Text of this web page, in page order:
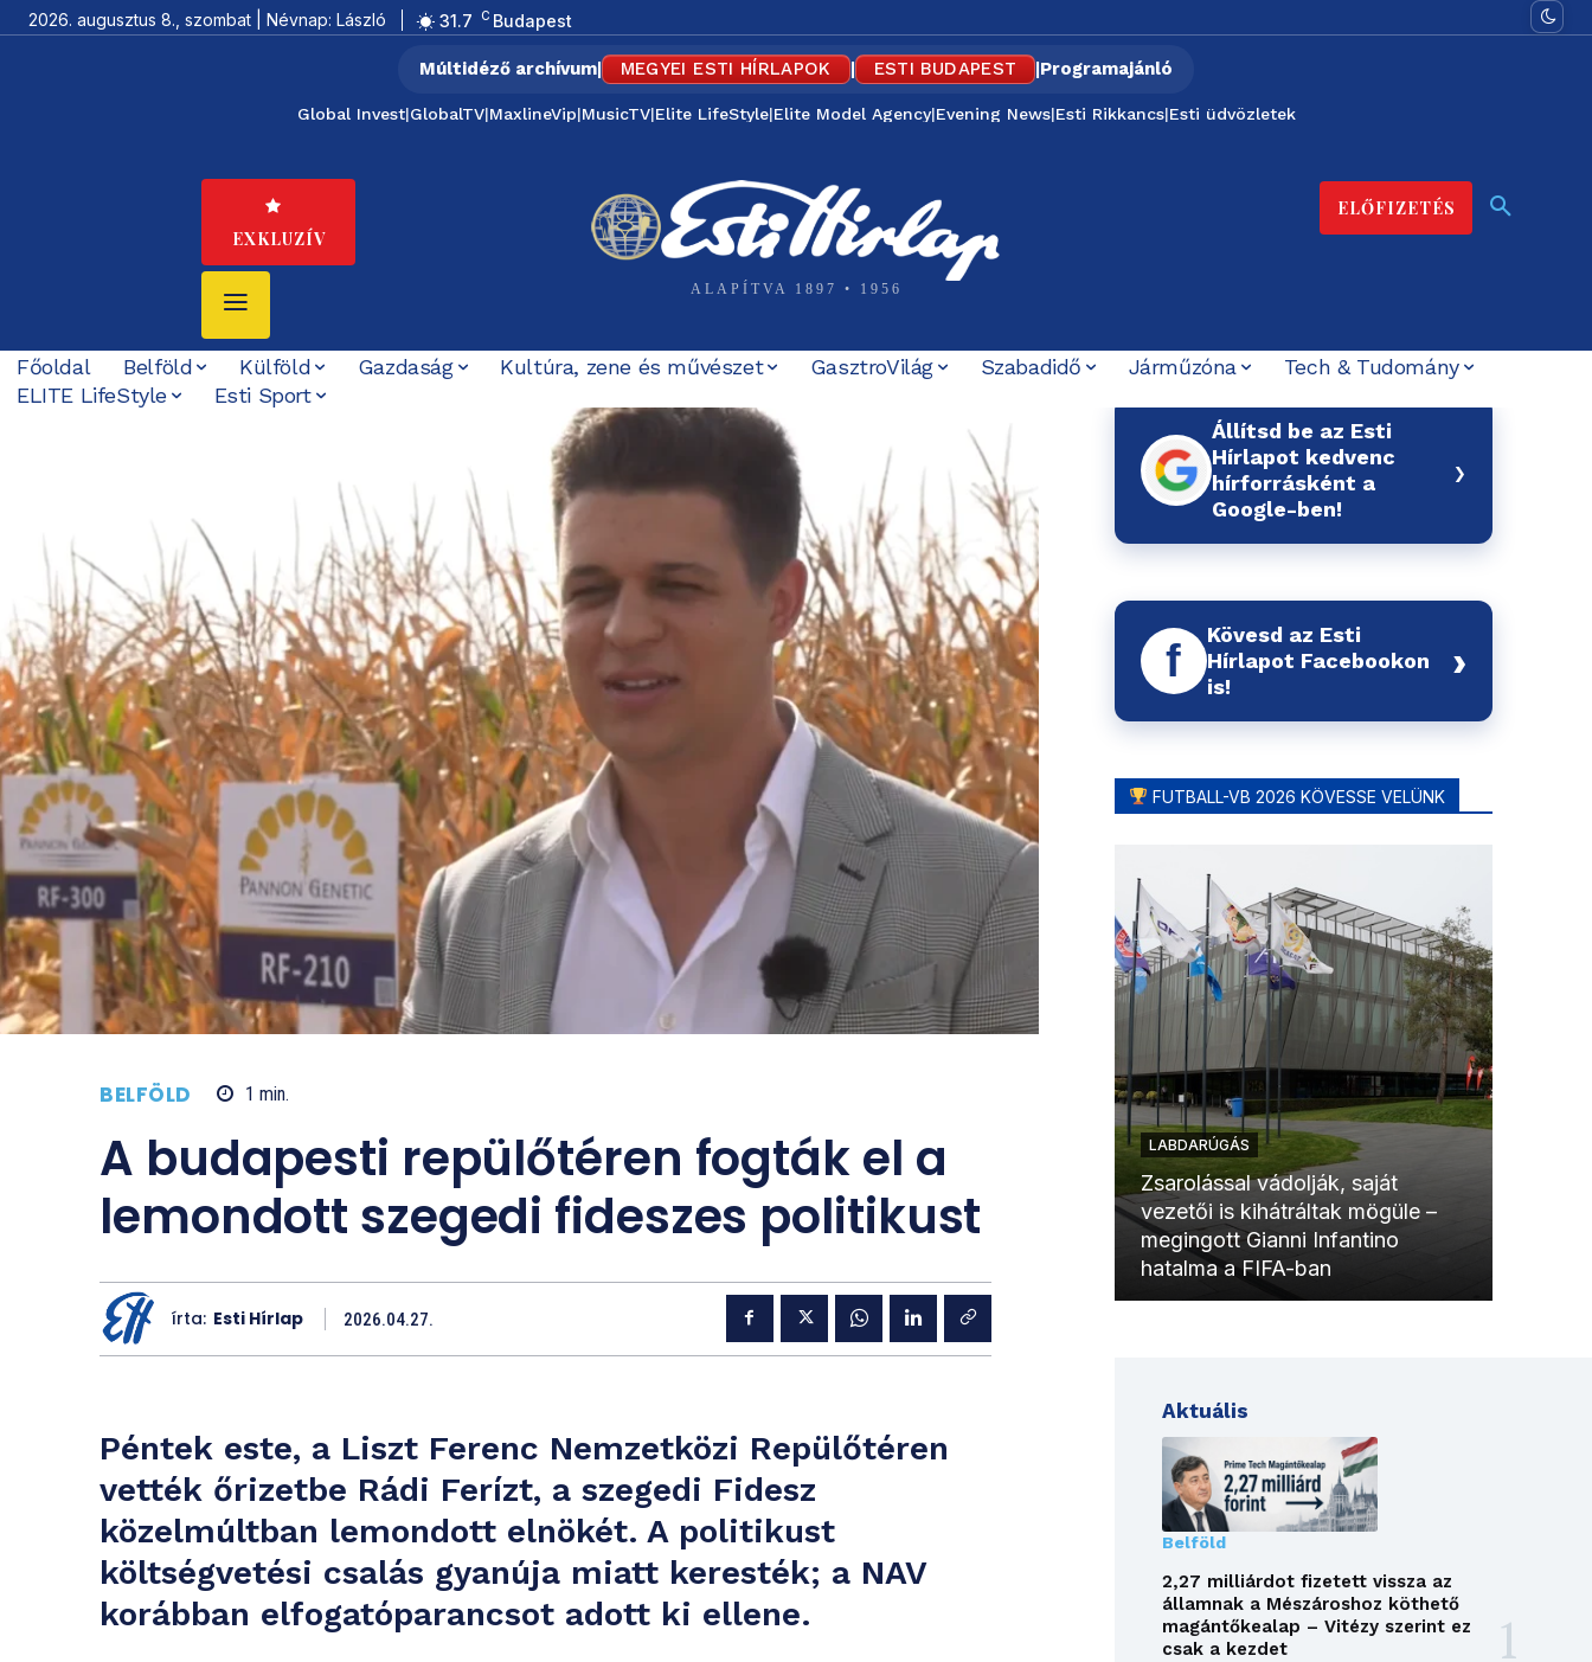
2026. augusztus 8., szombat | Névnap: László 31.7 C Budapest
Múltidéző archívum| MEGYEI ESTI HÍRLAPOK | ESTI BUDAPEST |Programajánló
Global Invest|GlobalTV|MaxlineVip|MusicTV|Elite LifeStyle|Elite Model Agency|Evening News|Esti Rikkancs|Esti üdvözletek
EXKLUZÍV
ALAPÍTVA 1897 • 1956
ELŐFIZETÉS
Főoldal Belföld Külföld Gazdaság Kultúra, zene és művészet GasztroVilág Szabadidő Járműzóna
Tech & Tudomány
ELITE LifeStyle
Esti Sport
BELFÖLD 1 min.
A budapesti repülőtéren fogták el a
lemondott szegedi fideszes politikust
írta: Esti Hírlap 2026.04.27.
Péntek este, a Liszt Ferenc Nemzetközi Repülőtéren
vették őrizetbe Rádi Ferízt, a szegedi Fidesz
közelmúltban lemondott elnökét. A politikust
költségvetési csalás gyanúja miatt keresték; a NAV
korábban elfogatóparancsot adott ki ellene.
Állítsd be az Esti
Hírlapot kedvenc
hírforrásként a
Google-ben!
›
f
Kövesd az Esti
Hírlapot Facebookon
is!
›
FUTBALL-VB 2026 KÖVESSE VELÜNK
LABDARÚGÁS
Zsarolással vádolják, saját
vezetői is kihátráltak mögüle –
megingott Gianni Infantino
hatalma a FIFA-ban
Aktuális
Belföld
2,27 milliárdot fizetett vissza az
államnak a Mészároshoz köthető
magántőkealap – Vitézy szerint ez
csak a kezdet